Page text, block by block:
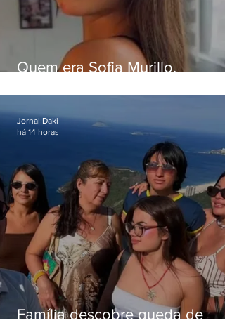
Quem era Sofia Murillo,
em queda de helicóptero no
Família descobre queda de
Jornal Daki
há 14 horas